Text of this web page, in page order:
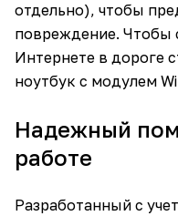
отдельно), чтобы
повреждение. Чтобы
Интернете в дороге
ноутбук c модулем
Надежный
работе
Разработанный с